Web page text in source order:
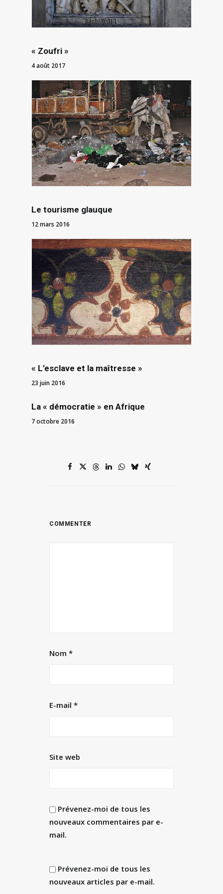
« Zoufri »
4 août 2017
Le tourisme glauque
12 mars 2016
« L’esclave et la maîtresse »
23 juin 2016
La « démocratie » en Afrique
7 octobre 2016
Nom *
E-mail *
Site web
Prévenez-moi de tous les
nouveaux commentaires par e-
mail.
Prévenez-moi de tous les
nouveaux articles par e-mail.